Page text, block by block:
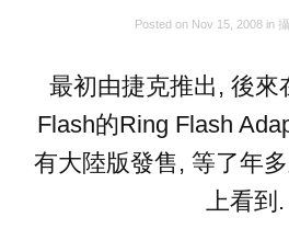
Posted on Nov 15, 2008 in
最初由捷克推出, 後來
Flash的Ring Flash
有大陸版發售, 等了年
上看到.